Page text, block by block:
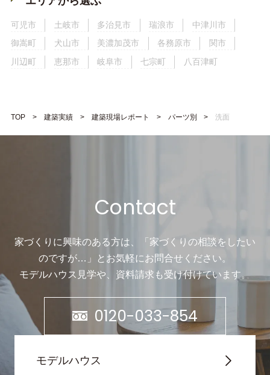
可児市 土岐市 多治見市 瑞浪市
中津川市
御嵩町
犬山市 美濃加茂市 各務原市
関市
川辺町
恵那市 岐阜市 七宗町 八百津町
TOP 建築実績 建築現場レポート パーツ別 洗面
Contact
家づくりに興味のある方は、「家づくりの相談をしたい
のですが…」と お気軽にお問合せください。
モデルハウス見学や、資料請求も受け付けています。
0120-033-854
モデルハウス